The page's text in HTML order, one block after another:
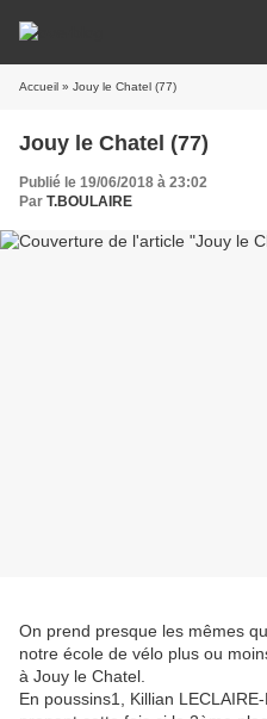
Accueil » Jouy le Chatel (77)
Jouy le Chatel (77)
Publié le 19/06/2018 à 23:02
Par T.BOULAIRE
On prend presque les mêmes
notre école de vélo plus ou
à Jouy le Chatel.
En poussins1, Killian